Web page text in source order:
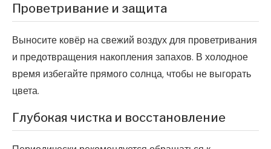
Проветривание и защита
Выносите ковёр на свежий воздух для проветривания
и предотвращения накопления запахов. В холодное
время избегайте прямого солнца, чтобы не выгорать
цвета.
Глубокая чистка и восстановление